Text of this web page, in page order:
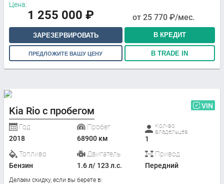
Цена:
1 255 000 ₽ от 25 770 ₽/мес.
ЗАРЕЗЕРВИРОВАТЬ В КРЕДИТ
ПРЕДЛОЖИТЕ ВАШУ ЦЕНУ В TRADE IN
Kia Rio с пробегом VIN
Год
2018
Пробег
68900 км
Кол-во
владельцев
1
Топливо
Бензин
Двигатель
1.6 л/ 123 л.с.
Привод
Передний
Делаем скидку, если вы берете в: